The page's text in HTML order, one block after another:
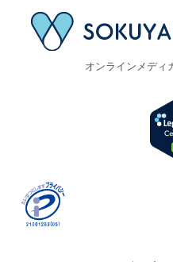
オンラインメディ